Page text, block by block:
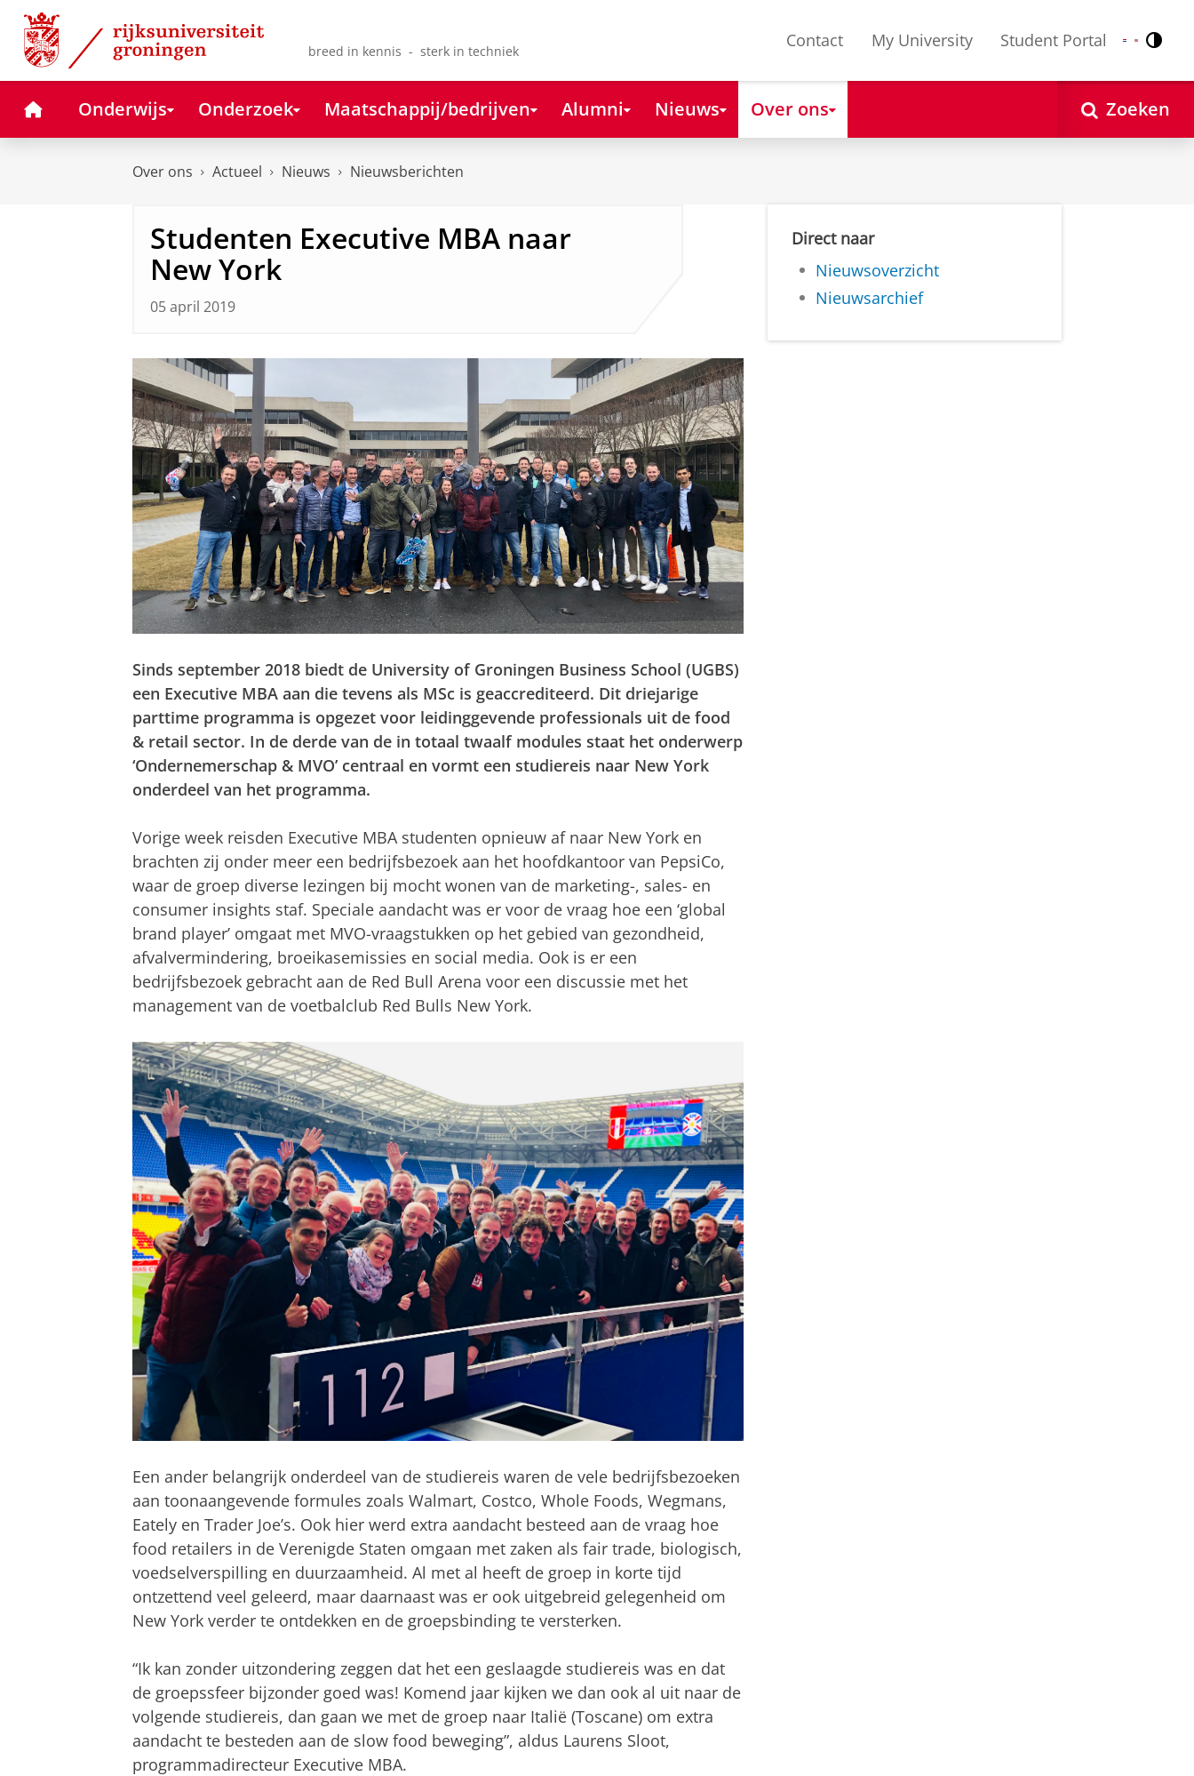
Skip
Content
Skip
Navigation
breed in kennis - sterk in techniek
Contact My University Student Portal Nederlands
English
HomeOnderwijs Onderzoek Maatschappij/bedrijven Alumni Nieuws Over ons Zoeken
Over ons Actueel Nieuws Nieuwsberichten
Studenten Executive MBA naar
New York
05 april 2019
Sinds september 2018 biedt de University of Groningen Business School (UGBS)
een Executive MBA aan die tevens als MSc is geaccrediteerd. Dit driejarige
parttime programma is opgezet voor leidinggevende professionals uit de food
& retail sector. In de derde van de in totaal twaalf modules staat het onderwerp
‘Ondernemerschap & MVO’ centraal en vormt een studiereis naar New York
onderdeel van het programma.
Vorige week reisden Executive MBA studenten opnieuw af naar New York en
brachten zij onder meer een bedrijfsbezoek aan het hoofdkantoor van PepsiCo,
waar de groep diverse lezingen bij mocht wonen van de marketing-, sales- en
consumer insights staf. Speciale aandacht was er voor de vraag hoe een ‘global
brand player’ omgaat met MVO-vraagstukken op het gebied van gezondheid,
afvalvermindering, broeikasemissies en social media. Ook is er een
bedrijfsbezoek gebracht aan de Red Bull Arena voor een discussie met het
management van de voetbalclub Red Bulls New York.
Een ander belangrijk onderdeel van de studiereis waren de vele bedrijfsbezoeken
aan toonaangevende formules zoals Walmart, Costco, Whole Foods, Wegmans,
Eately en Trader Joe’s. Ook hier werd extra aandacht besteed aan de vraag hoe
food retailers in de Verenigde Staten omgaan met zaken als fair trade, biologisch,
voedselverspilling en duurzaamheid. Al met al heeft de groep in korte tijd
ontzettend veel geleerd, maar daarnaast was er ook uitgebreid gelegenheid om
New York verder te ontdekken en de groepsbinding te versterken.
“Ik kan zonder uitzondering zeggen dat het een geslaagde studiereis was en dat
de groepssfeer bijzonder goed was! Komend jaar kijken we dan ook al uit naar de
volgende studiereis, dan gaan we met de groep naar Italië (Toscane) om extra
aandacht te besteden aan de slow food beweging”, aldus Laurens Sloot,
programmadirecteur Executive MBA.
Direct naar
Nieuwsoverzicht
Nieuwsarchief